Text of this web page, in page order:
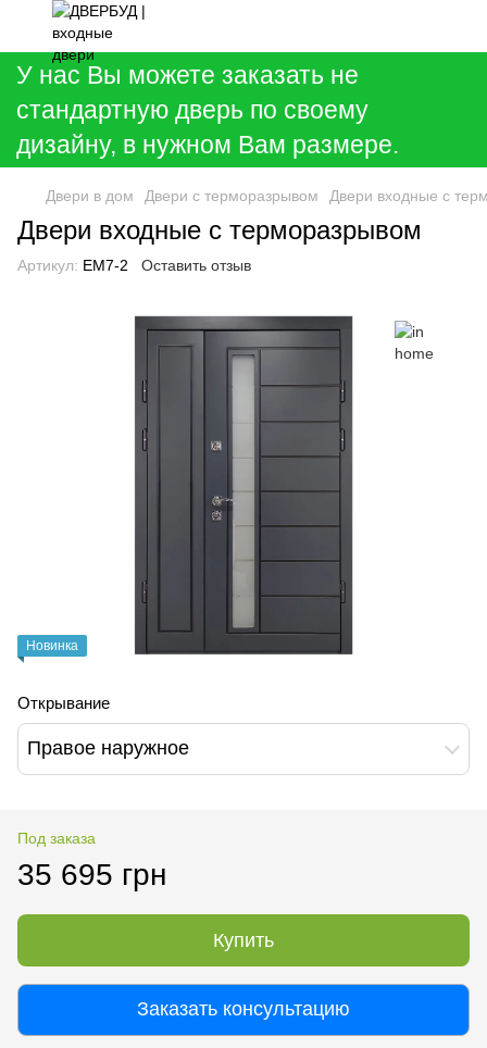
У нас Вы можете заказать не
стандартную дверь по своему
дизайну, в нужном Вам размере.
Двери в дом Двери с терморазрывом Двери входные с
Двери входные с терморазрывом
Артикул: EM7-2 Оставить отзыв
Новинка
Открывание
Правое наружное
Под заказа
35 695 грн
Купить
Заказать консультацию